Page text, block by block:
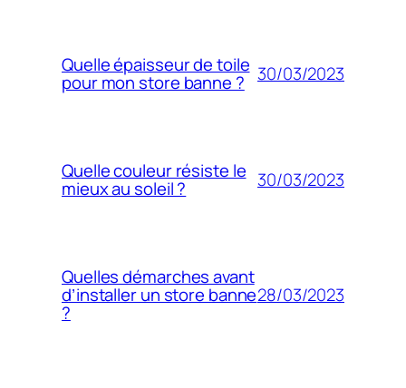
Quelle épaisseur de toile
pour mon store banne ? 30/03/2023
Quelle couleur résiste le
mieux au soleil ? 30/03/2023
Quelles démarches avant
d’installer un store banne
?
28/03/2023